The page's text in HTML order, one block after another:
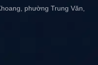
phường Trung Văn,